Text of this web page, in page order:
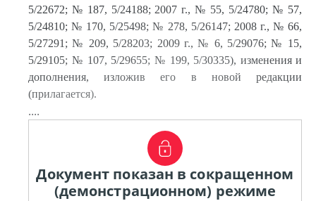
5/22672; № 187, 5/24188; 2007 г., № 55, 5/24780; № 57,
5/24810; № 170, 5/25498; № 278, 5/26147; 2008 г., № 66,
5/27291; № 209, 5/28203; 2009 г., № 6, 5/29076; № 15,
5/29105; № 107, 5/29655; № 199, 5/30335), изменения и
дополнения, изложив его в новой редакции
(прилагается).
....
Документ показан в сокращенном
(демонстрационном) режиме